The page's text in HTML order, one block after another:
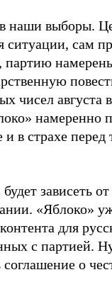
наши выборы.
ситуации, сам
чисел
намеренно
в страхе перед
зависеть
«Яблоко»
для
с партией.
о